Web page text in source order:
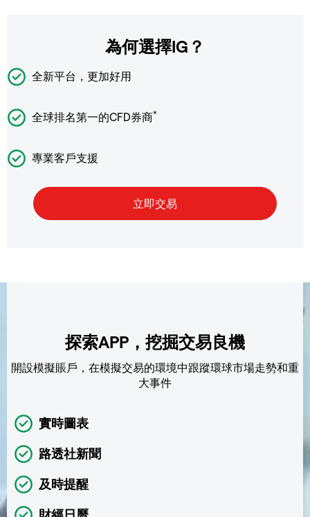
為何選擇IG？
全新平台，更加好用
全球排名第一的CFD券商*
專業客戶支援
探索APP，挖掘交易良機
開設模擬賬戶，在模擬交易的環境中跟蹤環球市場走勢和重
大事件
實時圖表
路透社新聞
及時提醒
財經日曆